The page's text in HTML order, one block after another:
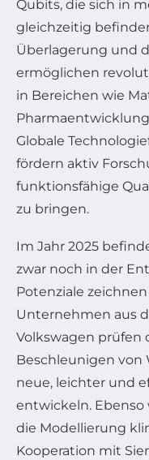
Qubits, die sich in
gleichzeitig
Überlagerung und
ermöglichen
in Bereichen wie
Globale
fördern aktiv
funktionsfähige
zu bringen.
Im Jahr 2025
zwar noch in der
Potenziale
Unternehmen aus
Volkswagen prüfen
Beschleunigen von
neue, leichter und
entwickeln.
die Modellierung
Kooperation mit